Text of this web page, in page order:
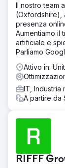
Il nostro team
(Oxfordshire),
presenza
Aumentiamo il
artificiale e
Parliamo
Attivo in:
IT, Industria
A partire da
RIFFF